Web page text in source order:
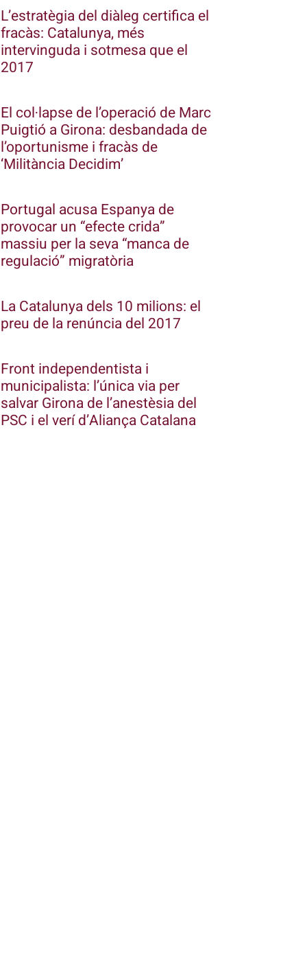
L’estratègia del diàleg certifica el
fracàs: Catalunya, més
intervinguda i sotmesa que el
2017
El col·lapse de l’operació de Marc
Puigtió a Girona: desbandada de
l’oportunisme i fracàs de
‘Militància Decidim’
Portugal acusa Espanya de
provocar un “efecte crida”
massiu per la seva “manca de
regulació” migratòria
La Catalunya dels 10 milions: el
preu de la renúncia del 2017
Front independentista i
municipalista: l’única via per
salvar Girona de l’anestèsia del
PSC i el verí d’Aliança Catalana